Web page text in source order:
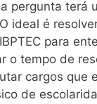
pergunta terá
ideal é
para
o tempo de
cargos que
de